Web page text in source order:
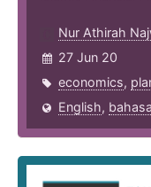
Nur Athirah
27 Jun 20
economics,
English,